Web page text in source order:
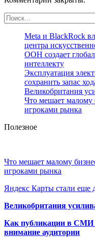
Meta и BlackRock
центра
ООН создает
интеллекту
Эксплуатация
сохранить запас
Великобритания
Что мешает малому
игроками рынка
Полезное
Что мешает малому
игроками рынка
Яндекс Карты стали еще
Великобритания
Как публикации в СМИ
внимание аудитории